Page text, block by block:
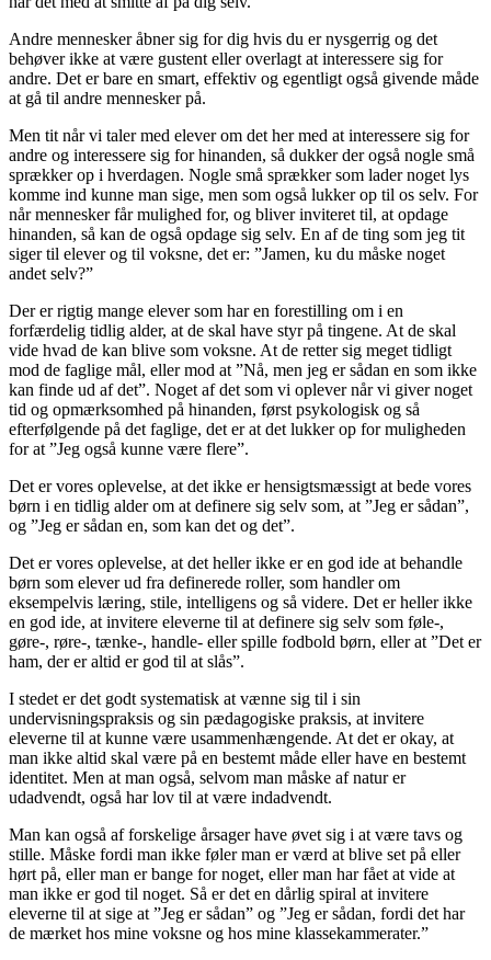
Andre mennesker åbner sig for dig hvis du er nysgerrig og det
behøver ikke at være gustent eller overlagt at interessere sig for
andre. Det er bare en smart, effektiv og egentligt også givende måde
at gå til andre mennesker på.
Men tit når vi taler med elever om det her med at interessere sig for
andre og interessere sig for hinanden, så dukker der også nogle små
sprækker op i hverdagen. Nogle små sprækker som lader noget lys
komme ind kunne man sige, men som også lukker op til os selv. For
når mennesker får mulighed for, og bliver inviteret til, at opdage
hinanden, så kan de også opdage sig selv. En af de ting som jeg tit
siger til elever og til voksne, det er: ”Jamen, ku du måske noget
andet selv?”
Der er rigtig mange elever som har en forestilling om i en
forfærdelig tidlig alder, at de skal have styr på tingene. At de skal
vide hvad de kan blive som voksne. At de retter sig meget tidligt
mod de faglige mål, eller mod at ”Nå, men jeg er sådan en som ikke
kan finde ud af det”. Noget af det som vi oplever når vi giver noget
tid og opmærksomhed på hinanden, først psykologisk og så
efterfølgende på det faglige, det er at det lukker op for muligheden
for at ”Jeg også kunne være flere”.
Det er vores oplevelse, at det ikke er hensigtsmæssigt at bede vores
børn i en tidlig alder om at definere sig selv som, at ”Jeg er sådan”,
og ”Jeg er sådan en, som kan det og det”.
Det er vores oplevelse, at det heller ikke er en god ide at behandle
børn som elever ud fra definerede roller, som handler om
eksempelvis læring, stile, intelligens og så videre. Det er heller ikke
en god ide, at invitere eleverne til at definere sig selv som føle-,
gøre-, røre-, tænke-, handle- eller spille fodbold børn, eller at ”Det er
ham, der er altid er god til at slås”.
I stedet er det godt systematisk at vænne sig til i sin
undervisningspraksis og sin pædagogiske praksis, at invitere
eleverne til at kunne være usammenhængende. At det er okay, at
man ikke altid skal være på en bestemt måde eller have en bestemt
identitet. Men at man også, selvom man måske af natur er
udadvendt, også har lov til at være indadvendt.
Man kan også af forskelige årsager have øvet sig i at være tavs og
stille. Måske fordi man ikke føler man er værd at blive set på eller
hørt på, eller man er bange for noget, eller man har fået at vide at
man ikke er god til noget. Så er det en dårlig spiral at invitere
eleverne til at sige at ”Jeg er sådan” og ”Jeg er sådan, fordi det har
de mærket hos mine voksne og hos mine klassekammerater.”